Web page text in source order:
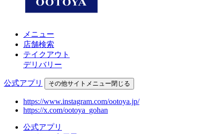
メニュー
店舗検索
テイクアウト
デリバリー
公式アプリ その他サイトメニュー閉じる
https://www.instagram.com/ootoya.jp/
https://x.com/ootoya_gohan
公式アプリ